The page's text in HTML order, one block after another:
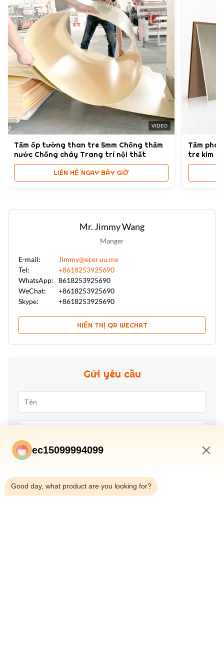
VIDEO
Tấm ốp tường than tre 5mm Chống thấm
nước Chống cháy Trang trí nội thất
LIÊN HỆ NGAY BÂY GIỜ
Tấm pha
tre kim
Mr. Jimmy Wang
Manger
E-mail:
Jimmy@ecer.uu.me
Tel:
+8618253925690
WhatsApp:
8618253925690
WeChat:
+8618253925690
Skype:
+8618253925690
HIỂN THỊ QR WECHAT
Gửi yêu cầu
ec15099994099
Good day, what product are you looking for?